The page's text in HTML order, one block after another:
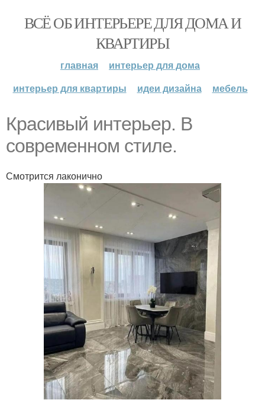
ВСЁ ОБ ИНТЕРЬЕРЕ ДЛЯ ДОМА И
КВАРТИРЫ
главная
интерьер для дома
интерьер для квартиры
идеи дизайна мебель
Красивый интерьер. В
современном стиле.
Смотрится лаконично